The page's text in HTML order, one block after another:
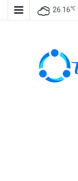
26.16℃